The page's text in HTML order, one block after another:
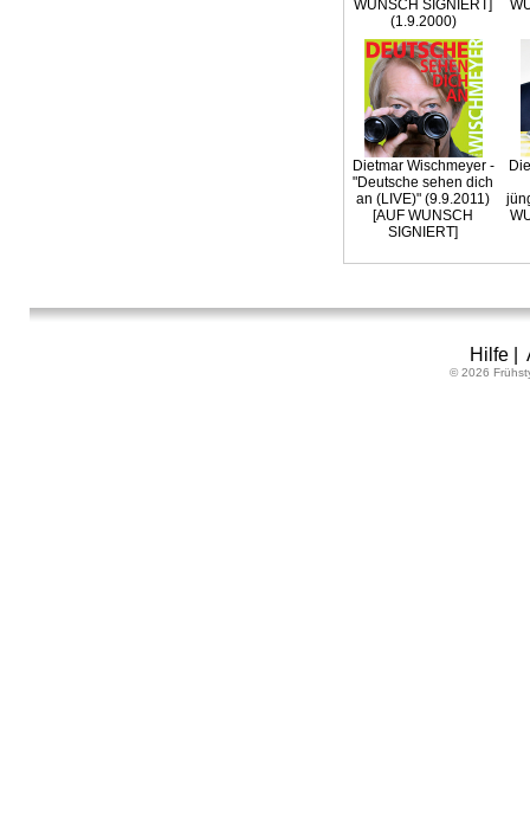
WUNSCH SIGNIERT]
(1.9.2000)
Dietmar Wischmeyer -
"Deutsche sehen dich
an (LIVE)" (9.9.2011)
[AUF WUNSCH
SIGNIERT]
Hilfe|
© 2026